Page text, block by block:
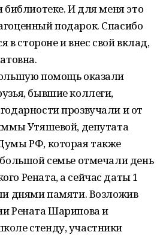
И для меня это
подарок. Спасибо
в стороне и внес свой вклад,
помощь оказали
бывшие коллеги,
прозвучали и от
Утяшевой, депутата
РФ, которая также
семье отмечали день
Рената, а сейчас даты 1
днями памяти. Возложив
Рената Шарипова и
стенду, участники